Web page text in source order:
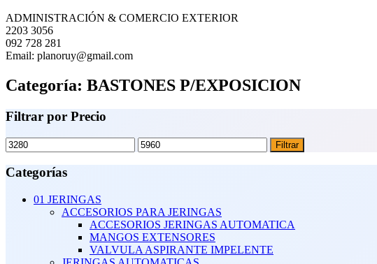
ADMINISTRACIÓN & COMERCIO EXTERIOR
2203 3056
092 728 281
Email: planoruy@gmail.com
Categoría: BASTONES P/EXPOSICION
Filtrar por Precio
Precio
mínimo
Precio
máximo
Filtrar
Categorías
01 JERINGAS
ACCESORIOS PARA JERINGAS
ACCESORIOS JERINGAS AUTOMATICA
MANGOS EXTENSORES
VALVULA ASPIRANTE IMPELENTE